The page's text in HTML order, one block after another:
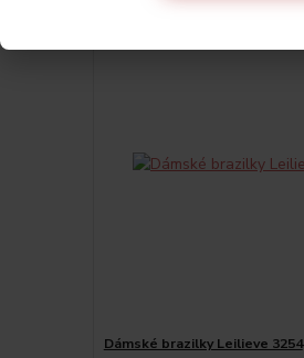
Dámské brazilky Leilieve 3254